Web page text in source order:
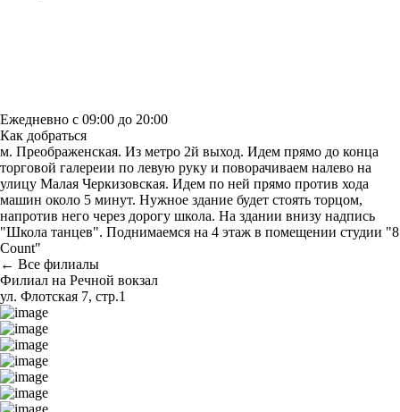
Ежедневно с 09:00 до 20:00
Как добраться
м. Преображенская. Из метро 2й выход. Идем прямо до конца
торговой галереии по левую руку и поворачиваем налево на
улицу Малая Черкизовская. Идем по ней прямо против хода
машин около 5 минут. Нужное здание будет стоять торцом,
напротив него через дорогу школа. На здании внизу надпись
"Школа танцев". Поднимаемся на 4 этаж в помещении студии "8
Count"
← Все филиалы
Филиал на Речной вокзал
ул. Флотская 7, стр.1